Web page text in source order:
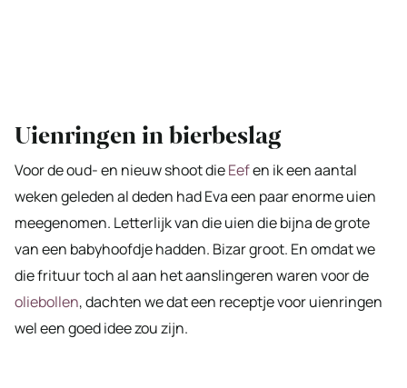
Uienringen in bierbeslag
Voor de oud- en nieuw shoot dieEefen ik een aantal
weken geleden al deden had Eva een paar enorme uien
meegenomen. Letterlijk van die uien die bijna de grote
van een babyhoofdje hadden. Bizar groot. En omdat we
die frituur toch al aan het aanslingeren waren voor de
oliebollen, dachten we dat een receptje voor uienringen
wel een goed idee zou zijn.